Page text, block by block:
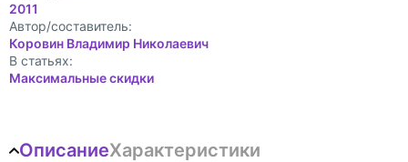
2011
Автор/составитель:
Коровин Владимир Николаевич
В статьях:
Максимальные скидки
ОписаниеХарактеристики